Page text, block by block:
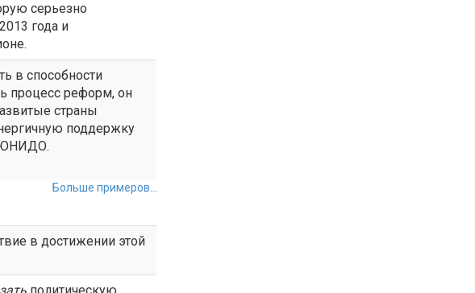
серьезно
года и
в способности
процесс реформ, он
страны
поддержку
ЮНИДО.
Больше примеров...
в достижении этой